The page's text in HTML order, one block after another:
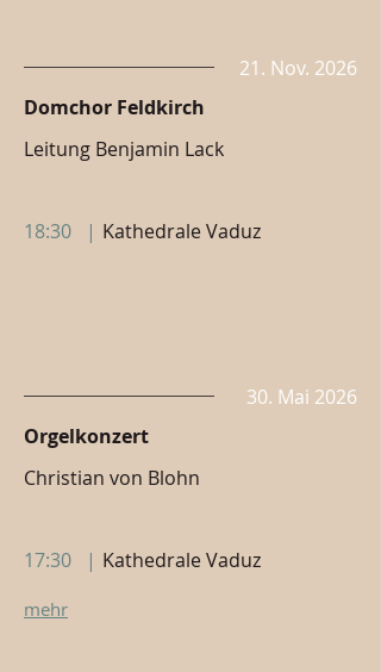
21. Nov. 2026
Domchor Feldkirch
Leitung Benjamin Lack
18:30 | Kathedrale Vaduz
30. Mai 2026
Orgelkonzert
Christian von Blohn
17:30 | Kathedrale Vaduz
mehr